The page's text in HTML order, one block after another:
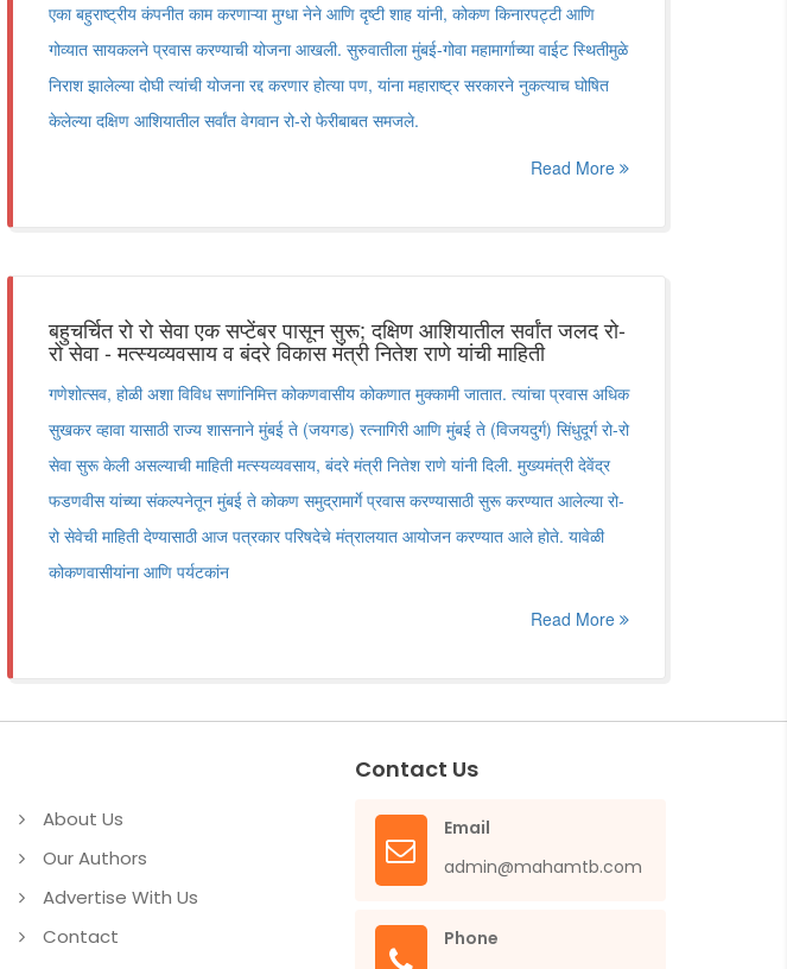
एका बहुराष्ट्रीय कंपनीत काम करणाऱ्या मुग्धा नेने आणि दृष्टी शाह यांनी, कोकण किनारपट्टी आणि
गोव्यात सायकलने प्रवास करण्याची योजना आखली. सुरुवातीला मुंबई-गोवा महामार्गाच्या वाईट स्थितीमुळे
निराश झालेल्या दोघी त्यांची योजना रद्द करणार होत्या पण, यांना महाराष्ट्र सरकारने नुकत्याच घोषित
केलेल्या दक्षिण आशियातील सर्वांत वेगवान रो-रो फेरीबाबत समजले.
Read More
बहुचर्चित रो रो सेवा एक सप्टेंबर पासून सुरू; दक्षिण आशियातील सर्वांत जलद रो-
रो सेवा - मत्स्यव्यवसाय व बंदरे विकास मंत्री नितेश राणे यांची माहिती
गणेशोत्सव, होळी अशा विविध सणांनिमित्त कोकणवासीय कोकणात मुक्कामी जातात. त्यांचा प्रवास अधिक
सुखकर व्हावा यासाठी राज्य शासनाने मुंबई ते (जयगड) रत्नागिरी आणि मुंबई ते (विजयदुर्ग) सिंधुदूर्ग रो-रो
सेवा सुरू केली असल्याची माहिती मत्स्यव्यवसाय, बंदरे मंत्री नितेश राणे यांनी दिली. मुख्यमंत्री देवेंद्र
फडणवीस यांच्या संकल्पनेतून मुंबई ते कोकण समुद्रामार्गे प्रवास करण्यासाठी सुरू करण्यात आलेल्या रो-
रो सेवेची माहिती देण्यासाठी आज पत्रकार परिषदेचे मंत्रालयात आयोजन करण्यात आले होते. यावेळी
कोकणवासीयांना आणि पर्यटकांन
Read More
About Us
Our Authors
Advertise With Us
Contact
Contact Us
Email
admin@mahamtb.com
Phone